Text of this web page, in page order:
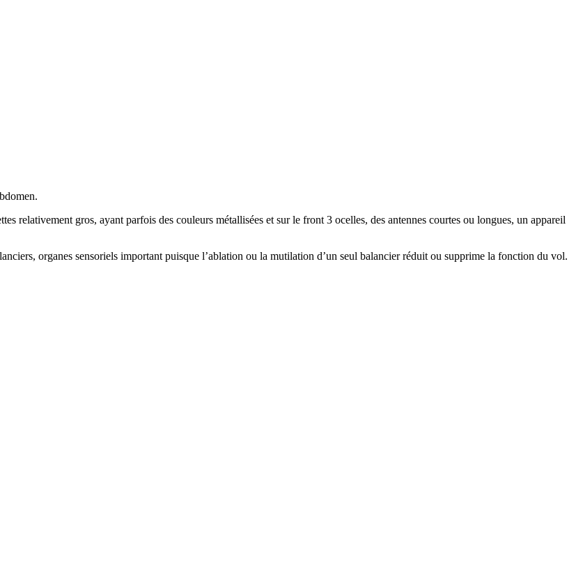
relativement gros, ayant parfois des couleurs métallisées et sur le front 3 ocelles, des antennes courtes ou longues, un appareil
organes sensoriels important puisque l’ablation ou la mutilation d’un seul balancier réduit ou supprime la fonction du vol.